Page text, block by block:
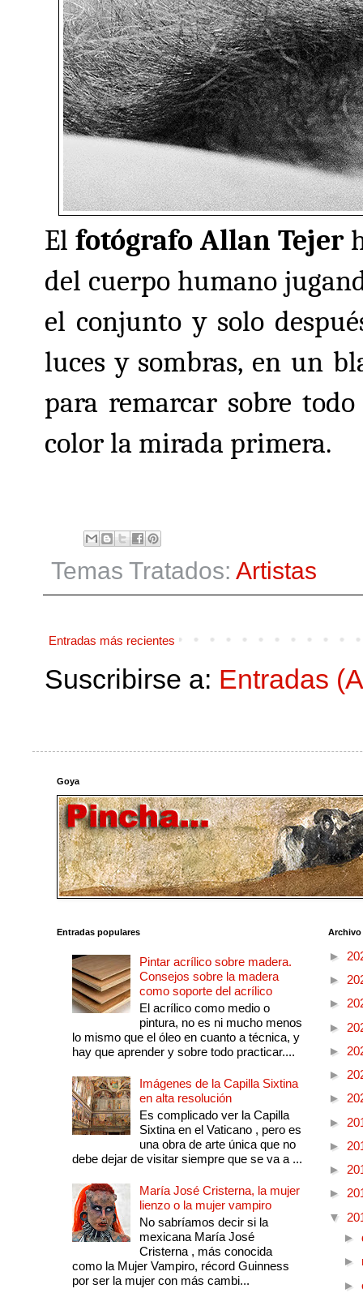
Elfotógrafo Allan Tejer
del cuerpo humano
el conjunto y solo
luces y sombras, en un
para remarcar sobre
color la mirada primera.
Temas Tratados: Artistas
Entradas más recientes
Suscribirse a: Entradas
Goya
Entradas populares
Pintar acrílico sobre madera.
Consejos sobre la madera
como soporte del acrílico
El acrílico como medio o
pintura, no es ni mucho menos
lo mismo que el óleo en cuanto a técnica, y
hay que aprender y sobre todo practicar....
Imágenes de la Capilla Sixtina
en alta resolución
Es complicado ver la Capilla
Sixtina en el Vaticano , pero es
una obra de arte única que no
debe dejar de visitar siempre que se va a ...
María José Cristerna, la mujer
lienzo o la mujer vampiro
No sabríamos decir si la
mexicana María José
Cristerna , más conocida
como la Mujer Vampiro, récord Guinness
por ser la mujer con más cambi...
►
►
►
►
►
►
►
►
►
►
►
▼
►
►
►